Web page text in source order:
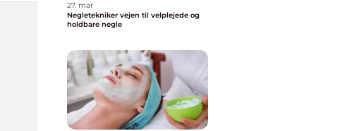
27. mar
Negletekniker vejen til velplejede og
holdbare negle